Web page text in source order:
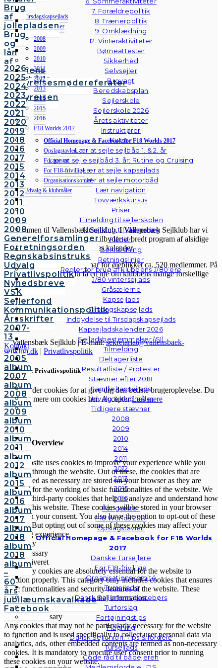
7. Forældrepolitik
8. Trænerpolitik
9. Omklædning
12. Vinteraktiviteter
Børneattester
Sikkerhed
Selvsejler
Brovagt
Beredskabsplan
Sejlerskole
Sejlerskole 2026
Årets aktiviteter
Instruktører
Kurser
Lær at sejle sejlbåd 1. & 2. år
Lær at sejle sejlbåd 3. år: Rutine og Cruising
Lær at sejle kapsejlads
Lær at sejle motorbåd
Lær navigation
Tovværkskursus
Priser
Tilmelding til sejlerskolen
Tilmelding til klargøring
Flåden
Beklædning
Retningslinjer
Regler for brug af klubbens J/80’ere
J/80 vintersejlads
Gråsælerne
Kapsejlads
Tirsdagskapsejlads
Indbydelse til Tirsdagskapsejlads
Kapsejladskalender 2026
Sejladsbestemmelser (SI)
Tilmelding
Deltagerliste
Resultatliste / Protester
Stævner efter 2018
Familiekapsejlads
Udvalg & klubmåler
Tidligere stævner
2008
2009
2010
2014
2011
2012
2013
2015
2016
For gæster
F18 Worlds 2017
Opslagstavlen
Official Homepage & Facebook for F18 Worlds
2017
Danske Tursejlere
For F18-frivillige
Organisationskomité
Tursejlads
Dansk Sejlunions gastebørs
Turforslag
Fortøjningstips
Flagning
Dansk Sejlunion: Tips & fordele
Tursejlads
Gode råd til bådejeren
Brug
af
jollepladsen
Brug
og
lån
af
klubbens
følgebåde
Vedtægter
Bestyrelsen
Bestyrelsesmødereferater
2026
2025
2024
2023
2022
2021
2020
2019
2018
2016
2017
2015
2014
2013
2012
2011
2010
2009
2008
Generelforsamlinger
Forretningsorden
Regnskabsinstruks
Udvalg
Privatlivspolitik
Nyhedsbreve
VSK
Sejlerfond
Kommunikationspolitik
Årsskrifter
2007-
13
Kontakt
Galleri
Andre
fotos
2005
album
2007
album
2008
album
2009
album
2010
album
2011
album
2012
album
2015
album
2016
album
2017
album
2018
album
2018
album
–
60
års
jubilæumskavalkade
Facebook
Tirsdagskapsejlads
Tidligere stævner
2008
2009
2010
2011
2012
2013
2014
2015
2016
F18 Worlds 2017
Official Homepage & Facebook for F18 Worlds 2017
Opslagstavlen
For gæster
For F18-frivillige
Organisationskomité
Udvalg & klubmåler
VSK
Velkommen til Vallensbæk Sejlklub. I Vallensbæk Sejlklub har vi
mottoet “den aktive klub”. Vi tilbyder et bredt program af alsidige
aktiviteter, som fremgår af vores kalender.
Sejlklubben er fra 1958 og har for øjeblikket ca. 520 medlemmer. På
hjemmesiden her kan du få en idé om klubbens mange forskellige
aktiviteter.
© Vallensbæk Sejlklub | E-mail:sekretariat@vallensbaek-
sejlklub.dk | Privatlivspolitik
Cookies & Privatlivspolitik
Vi anvender cookies for at give dig den bedste brugeroplevelse. Du
kan læse mere om cookies her.Accepter Læs mere
Luk
Privacy Overview
This website uses cookies to improve your experience while you
navigate through the website. Out of these, the cookies that are
categorized as necessary are stored on your browser as they are
essential for the working of basic functionalities of the website. We
also use third-party cookies that help us analyze and understand how
you use this website. These cookies will be stored in your browser
only with your consent. You also have the option to opt-out of these
cookies. But opting out of some of these cookies may affect your
browsing experience.
Necessary
Necessary
Altid aktiveret
Necessary cookies are absolutely essential for the website to
function properly. This category only includes cookies that ensures
basic functionalities and security features of the website. These
cookies do not store any personal information.
Non-necessary
Non-necessary
Any cookies that may not be particularly necessary for the website
to function and is used specifically to collect user personal data via
analytics, ads, other embedded contents are termed as non-necessary
cookies. It is mandatory to procure user consent prior to running
these cookies on your website.